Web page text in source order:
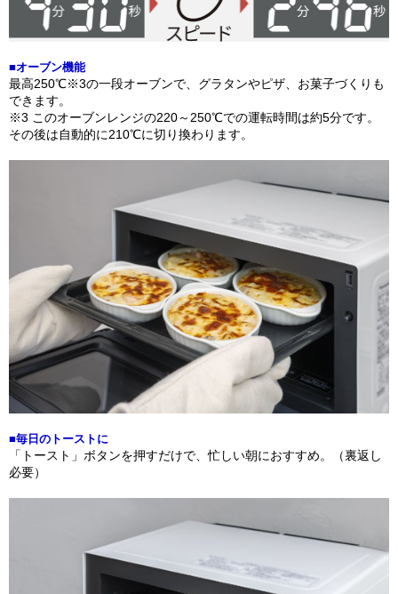
■オーブン機能
最高250℃※3の一段オーブンで、グラタンやピザ、お菓子づくりも
できます。
※3 このオーブンレンジの220～250℃での運転時間は約5分です。
その後は自動的に210℃に切り換わります。
■毎日のトーストに
「トースト」ボタンを押すだけで、忙しい朝におすすめ。（裏返し
必要）